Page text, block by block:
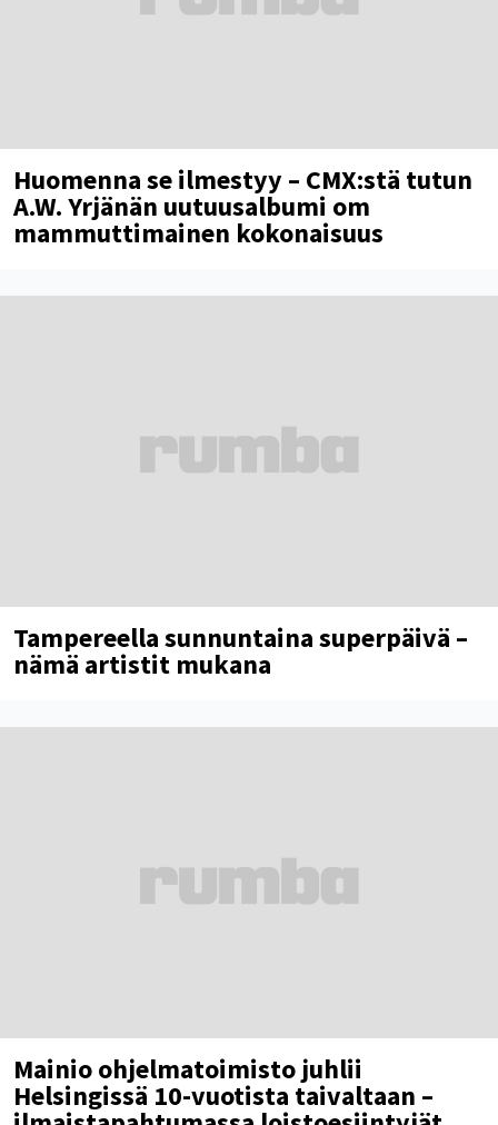
Huomenna se ilmestyy – CMX:stä tutun
A.W. Yrjänän uutuusalbumi om
mammuttimainen kokonaisuus
Tampereella sunnuntaina superpäivä –
nämä artistit mukana
Mainio ohjelmatoimisto juhlii
Helsingissä 10-vuotista taivaltaan –